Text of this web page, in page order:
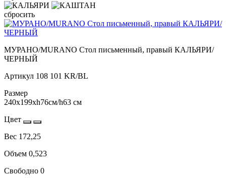
сбросить
МУРАНО/MURANO Стол письменный, правый КАЛЬЯРИ/
ЧЕРНЫЙ
Артикул 108 101 KR/BL
Размер
240x199xh76см/h63 см
Цвет
Вес 172,25
Объем 0,523
Свободно 0